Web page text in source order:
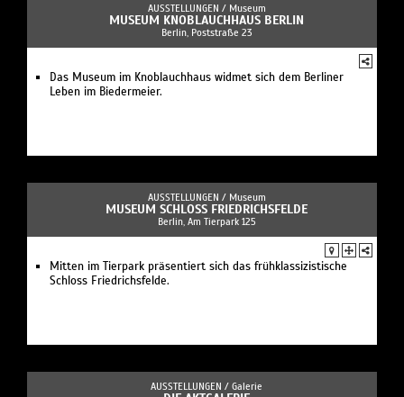
AUSSTELLUNGEN / Museum
MUSEUM KNOBLAUCHHAUS BERLIN
Berlin, Poststraße 23
Das Museum im Knoblauchhaus widmet sich dem Berliner
Leben im Biedermeier.
AUSSTELLUNGEN / Museum
MUSEUM SCHLOSS FRIEDRICHSFELDE
Berlin, Am Tierpark 125
Mitten im Tierpark präsentiert sich das frühklassizistische
Schloss Friedrichsfelde.
AUSSTELLUNGEN / Galerie